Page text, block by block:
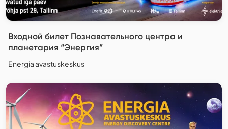
Входной билет Познавательного центра и
планетария “Энергия”
Energia avastuskeskus